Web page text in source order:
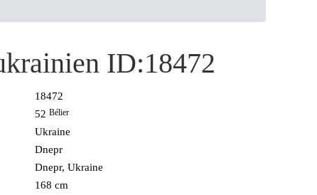
ID:18472
18472
52Bélier
Ukraine
Dnepr
Dnepr, Ukraine
168 cm